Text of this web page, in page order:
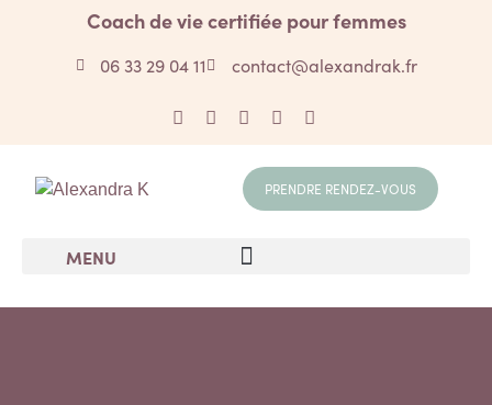
Coach de vie certifiée pour femmes
06 33 29 04 11 contact@alexandrak.fr
PRENDRE RENDEZ-VOUS
MENU